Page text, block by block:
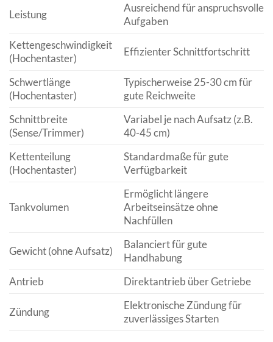
Leistung
Ausreichend für anspruchsvolle
Aufgaben
Kettengeschwindigkeit
(Hochentaster)
Effizienter Schnittfortschritt
Schwertlänge
(Hochentaster)
Typischerweise 25-30 cm für
gute Reichweite
Schnittbreite
(Sense/Trimmer)
Variabel je nach Aufsatz (z.B.
40-45 cm)
Kettenteilung
(Hochentaster)
Standardmaße für gute
Verfügbarkeit
Tankvolumen
Ermöglicht längere
Arbeitseinsätze ohne
Nachfüllen
Gewicht (ohne Aufsatz)
Balanciert für gute
Handhabung
Antrieb
Direktantrieb über Getriebe
Zündung
Elektronische Zündung für
zuverlässiges Starten